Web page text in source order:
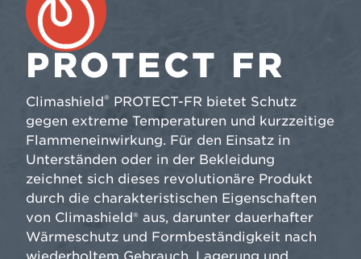
PROTECT FR
Climashield® PROTECT-FR bietet Schutz
gegen extreme Temperaturen und kurzzeitige
Flammeneinwirkung. Für den Einsatz in
Unterständen oder in der Bekleidung
zeichnet sich dieses revolutionäre Produkt
durch die charakteristischen Eigenschaften
von Climashield® aus, darunter dauerhafter
Wärmeschutz und Formbeständigkeit nach